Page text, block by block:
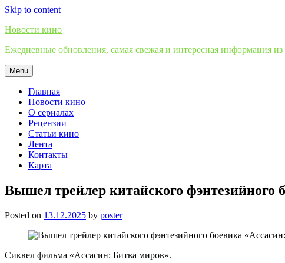
Skip to content
Новости кино
Ежедневные обновления, самая свежая и интересная информация
Menu
Главная
Новости кино
О сериалах
Рецензии
Статьи кино
Лента
Контакты
Карта
Вышел трейлер китайского фэнтезийного
Posted on 13.12.2025 by poster
Сиквел фильма «Ассасин: Битва миров».